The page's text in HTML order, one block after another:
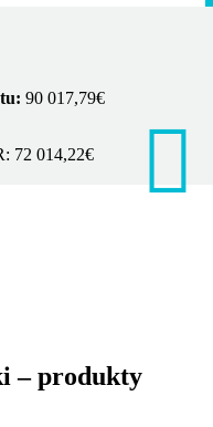
90 017,79€
72 014,22€
– produkty